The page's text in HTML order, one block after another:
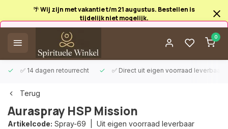
🌴 Wij zijn met vakantie t/m 21 augustus. Bestellen is
tijdelijk niet mogelijk.
0
✅ 14 dagen retourrecht ✅ Direct uit eigen voorraad leverbaar
Afrekenen is uitgeschakeld.
Terug
Auraspray HSP Mission
Artikelcode: Spray-69 | Uit eigen voorraad leverbaar